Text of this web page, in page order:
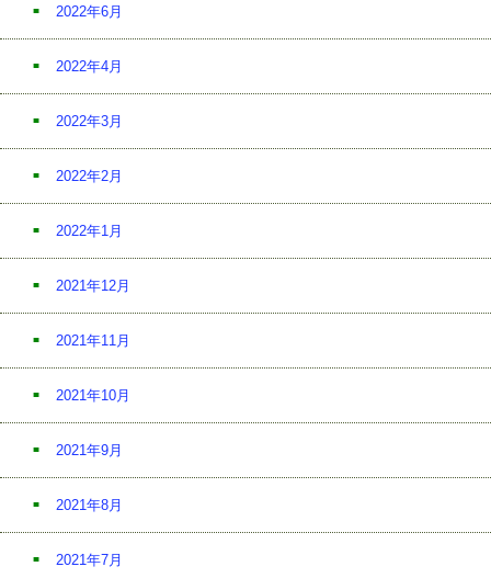
2022年6月
2022年4月
2022年3月
2022年2月
2022年1月
2021年12月
2021年11月
2021年10月
2021年9月
2021年8月
2021年7月